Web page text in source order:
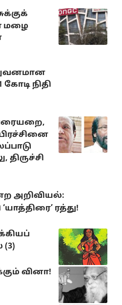
மழை
நிதி
திருச்சி
அறிவியல்:
ரத்து!
வினா!